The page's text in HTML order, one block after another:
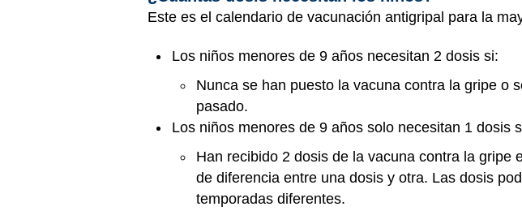
Este es el calendario de vacunación antigripal para la
Los niños menores de 9 años necesitan 2 dosis si:
Nunca se han puesto la vacuna contra la gripe o
pasado.
Los niños menores de 9 años solo necesitan 1 dosis
Han recibido 2 dosis de la vacuna contra la
de diferencia entre una dosis y otra. Las dosis
temporadas diferentes.